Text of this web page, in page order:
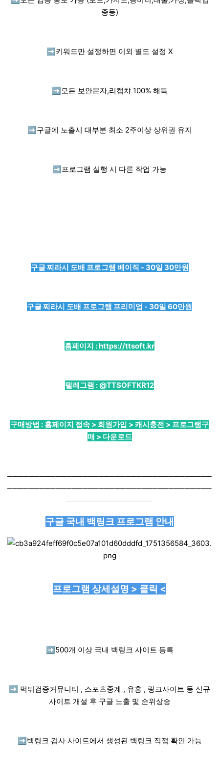
종등)
➡️ 키워드만 설정하면 이외 별도 설정 X
➡️ 모든 보안문자,리캡챠 100% 해독
➡️ 구글에 노출시 대부분 최소 2주이상 상위권 유지
➡️ 프로그램 실행 시 다른 작업 가능
구글 찌라시 도배 프로그램 베이직 - 30일 30만원
구글 찌라시 도배 프로그램 프리미엄 - 30일 60만원
홈페이지 :https://ttsoft.kr
텔레그램 : @TTSOFTKR12
구매방법 : 홈페이지 접속 > 회원가입 > 캐시충전 > 프로그램구
매 > 다운로드
──────────────────────────────────────
──────────────────────────────────────
────────────────
구글 국내 백링크 프로그램 안내
프로그램 상세설명 > 클릭 <
➡️ 500개 이상 국내 백링크 사이트 등록
➡️ 먹튀검증커뮤니티 , 스포츠중계 , 유흥 , 링크사이트 등 신규
사이트 개설 후 구글 노출 및 순위상승
➡️ 백링크 검사 사이트에서 생성된 백링크 직접 확인 가능